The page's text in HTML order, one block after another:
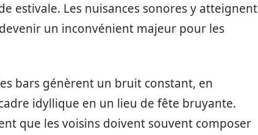
estivale. Les nuisances sonores y atteignent
un inconvénient majeur pour les
bars génèrent un bruit constant, en
idyllique en un lieu de fête bruyante.
que les voisins doivent souvent composer